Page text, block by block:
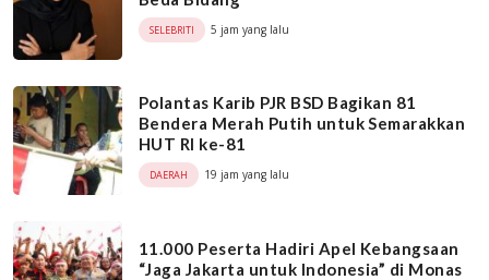
SELEBRITI 5 jam yang lalu
Polantas Karib PJR BSD Bagikan 81
Bendera Merah Putih untuk Semarakkan
HUT RI ke-81
DAERAH 19 jam yang lalu
11.000 Peserta Hadiri Apel Kebangsaan
“Jaga Jakarta untuk Indonesia” di Monas